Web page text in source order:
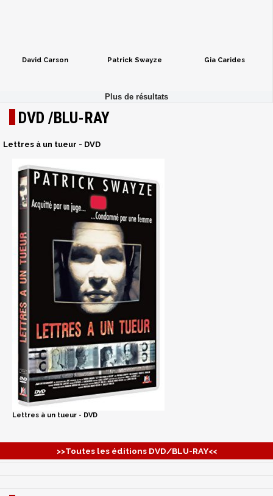
David Carson Patrick Swayze Gia Carides
DVD /BLU-RAY
Lettres à un tueur - DVD
Lettres à un tueur - DVD
>>Toutes les éditions DVD/BLU-RAY<<